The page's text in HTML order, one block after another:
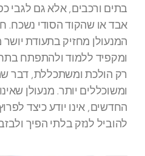
בתים ורכבים, אלא גם לגבי
אבד או שהקוד הסודי נשכח.
המנעולן מחזיק בתעודת
ומקפיד ללמוד ולהתפתח
רק הולכת ומשתכללת, דבר
ומשוכללים יותר. מנעולן
החדשים, אינו יודע כיצד
להוביל לנזק בלתי הפיך